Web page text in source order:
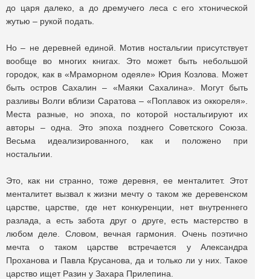
до царя далеко, а до дремучего леса с его хтонической
жутью – рукой подать.
Но – не деревней единой. Мотив ностальгии присутствует
вообще во многих книгах. Это может быть небольшой
городок, как в «Мраморном одеяле» Юрия Козлова. Может
быть остров Сахалин – «Маяки Сахалина». Могут быть
разливы Волги вблизи Саратова – «Поплавок из оккореля».
Места разные, но эпоха, по которой ностальгируют их
авторы – одна. Это эпоха позднего Советского Союза.
Весьма идеализированного, как и положено при
ностальгии.
Это, как ни странно, тоже деревня, ее менталитет. Этот
менталитет вызвал к жизни мечту о таком же деревенском
царстве, царстве, где нет конкуренции, нет внутреннего
разлада, а есть забота друг о друге, есть мастерство в
любом деле. Словом, вечная гармония. Очень поэтично
мечта о таком царстве встречается у Александра
Проханова и Павла Крусанова, да и только ли у них. Такое
царство ищет Разин у Захара Прилепина.